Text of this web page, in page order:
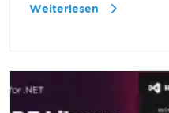
Weiterlesen